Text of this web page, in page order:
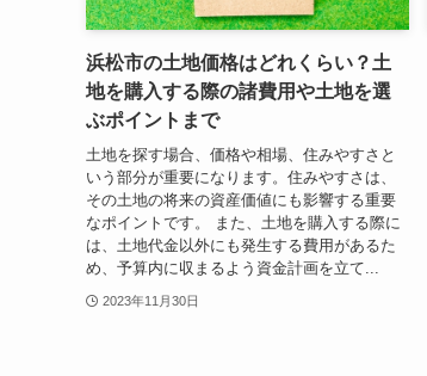
浜松市の土地価格はどれくらい？土
地を購入する際の諸費用や土地を選
ぶポイントまで
土地を探す場合、価格や相場、住みやすさと
いう部分が重要になります。住みやすさは、
その土地の将来の資産価値にも影響する重要
なポイントです。 また、土地を購入する際に
は、土地代金以外にも発生する費用があるた
め、予算内に収まるよう資金計画を立て...
2023年11月30日